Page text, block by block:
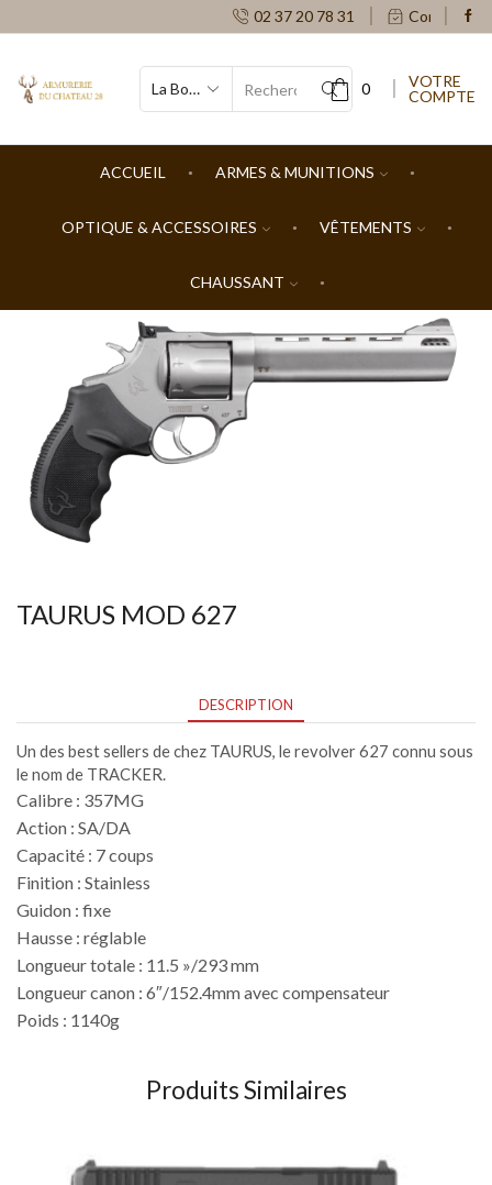
02 37 20 78 31 Contacts
SEARCH
0
VOTRE
COMPTE
ACCUEIL ARMES & MUNITIONS
OPTIQUE & ACCESSOIRES VÊTEMENTS
CHAUSSANT
TAURUS MOD 627
DESCRIPTION
Un des best sellers de chez TAURUS, le revolver 627 connu sous
le nom de TRACKER.
Calibre : 357MG
Action : SA/DA
Capacité : 7 coups
Finition : Stainless
Guidon : fixe
Hausse : réglable
Longueur totale : 11.5 »/293 mm
Longueur canon : 6″/152.4mm avec compensateur
Poids : 1140g
Produits Similaires